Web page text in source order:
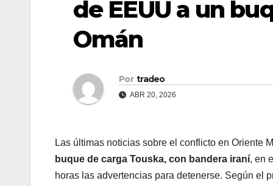
de EEUU a un
Omán
Por tradeo
ABR 20, 2026
Las últimas noticias sobre el conflicto en Oriente
buque de carga Touska, con bandera iraní, en
horas las advertencias para detenerse. Según el